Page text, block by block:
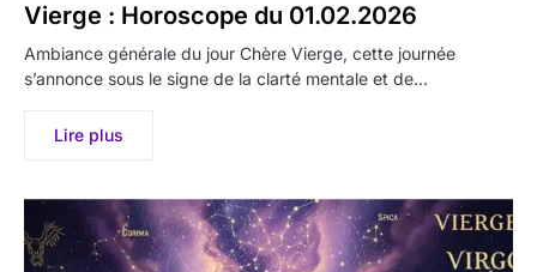
Vierge : Horoscope du 01.02.2026
Ambiance générale du jour Chère Vierge, cette journée
s’annonce sous le signe de la clarté mentale et de…
Lire plus